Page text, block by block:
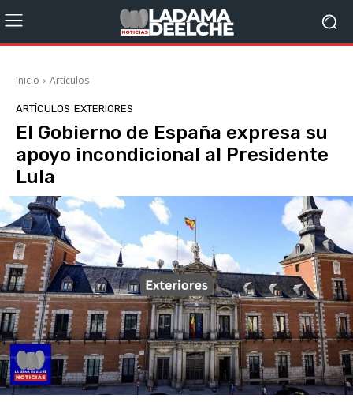
Inicio Artículos
ARTÍCULOS EXTERIORES
El Gobierno de España expresa su
apoyo incondicional al Presidente
Lula